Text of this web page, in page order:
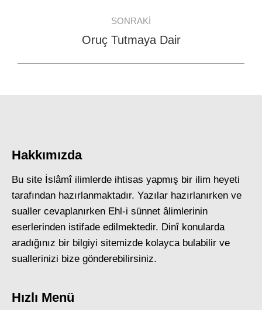
SONRAKI
Next
Oruç Tutmaya Dair
Hakkımızda
Bu site İslâmî ilimlerde ihtisas yapmış bir ilim heyeti
tarafından hazırlanmaktadır. Yazılar hazırlanırken ve
sualler cevaplanırken Ehl-i sünnet âlimlerinin
eserlerinden istifade edilmektedir. Dinî konularda
aradığınız bir bilgiyi sitemizde kolayca bulabilir ve
suallerinizi bize gönderebilirsiniz.
Hızlı Menü